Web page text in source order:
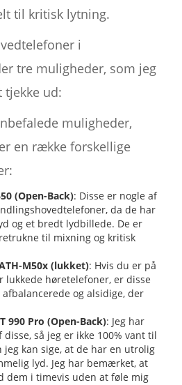
til kritisk lytning.
i
tre muligheder, som jeg
tjekke ud:
muligheder,
en række forskellige
(Open-Back): Disse er nogle af
da de har
og et bredt lydbillede. De er
til mixning og kritisk
M50x (lukket): Hvis du er på
lukkede høretelefoner, er disse
og alsidige, der
990 Pro (Open-Back): Jeg har
så jeg er ikke 100% vant til
jeg kan sige, at de har en utrolig
lyd. Jeg har bemærket, at
dem i timevis uden at føle mig